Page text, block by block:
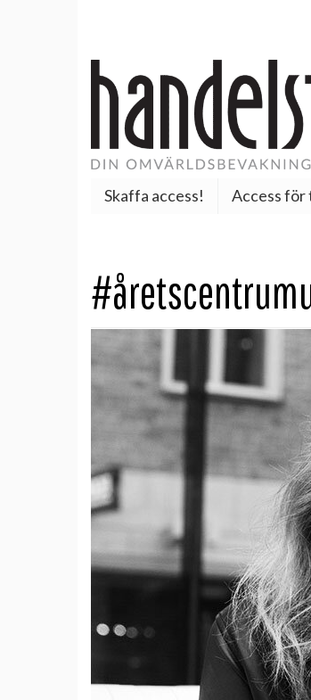
Skaffa access! Access för